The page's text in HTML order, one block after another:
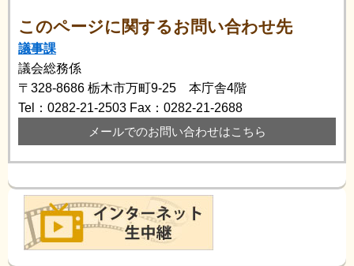
このページに関するお問い合わせ先
議事課
議会総務係
〒328-8686 栃木市万町9-25 本庁舎4階
Tel：0282-21-2503 Fax：0282-21-2688
メールでのお問い合わせはこちら